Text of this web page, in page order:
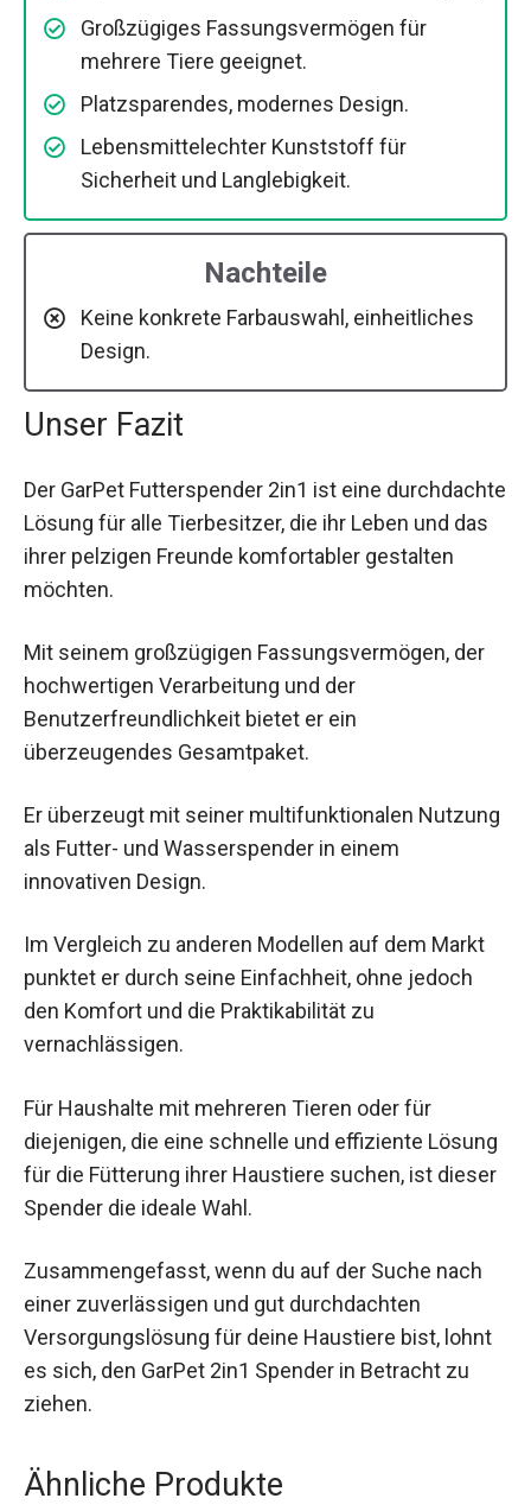
Großzügiges Fassungsvermögen für
mehrere Tiere geeignet.
Platzsparendes, modernes Design.
Lebensmittelechter Kunststoff für
Sicherheit und Langlebigkeit.
Nachteile
Keine konkrete Farbauswahl, einheitliches
Design.
Unser Fazit
Der GarPet Futterspender 2in1 ist eine durchdachte
Lösung für alle Tierbesitzer, die ihr Leben und das
ihrer pelzigen Freunde komfortabler gestalten
möchten.
Mit seinem großzügigen Fassungsvermögen, der
hochwertigen Verarbeitung und der
Benutzerfreundlichkeit bietet er ein
überzeugendes Gesamtpaket.
Er überzeugt mit seiner multifunktionalen Nutzung
als Futter- und Wasserspender in einem
innovativen Design.
Im Vergleich zu anderen Modellen auf dem Markt
punktet er durch seine Einfachheit, ohne jedoch
den Komfort und die Praktikabilität zu
vernachlässigen.
Für Haushalte mit mehreren Tieren oder für
diejenigen, die eine schnelle und effiziente Lösung
für die Fütterung ihrer Haustiere suchen, ist dieser
Spender die ideale Wahl.
Zusammengefasst, wenn du auf der Suche nach
einer zuverlässigen und gut durchdachten
Versorgungslösung für deine Haustiere bist, lohnt
es sich, den GarPet 2in1 Spender in Betracht zu
ziehen.
Ähnliche Produkte